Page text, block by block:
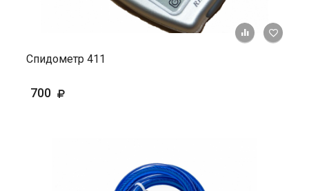
+ К
Спидометр 411
700